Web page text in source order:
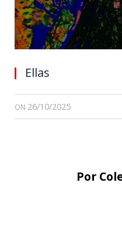
Ellas
ON 26/10/2025
Por